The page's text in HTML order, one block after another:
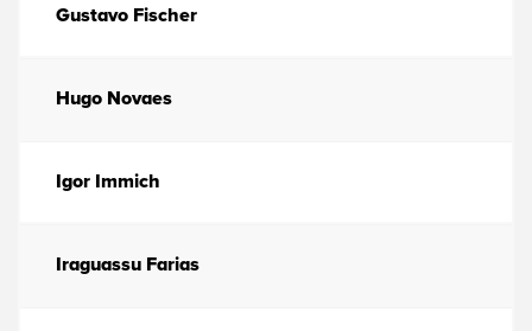
Gustavo Fischer
Hugo Novaes
Igor Immich
Iraguassu Farias